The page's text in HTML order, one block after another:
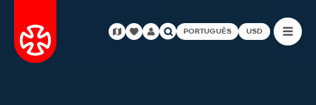
PORTUGUÊS USD